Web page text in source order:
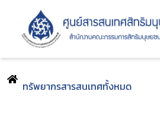
ทรัพยากรสารสนเทศทั้งหมด